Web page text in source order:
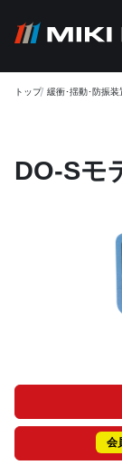
トップ 緩衝･揺動･防振装
DO-Sモ
会